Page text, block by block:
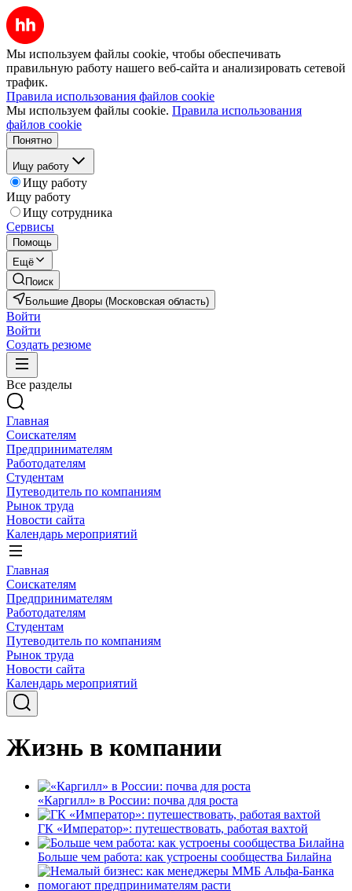
Мы используем файлы cookie, чтобы обеспечивать
правильную работу нашего веб-сайта и анализировать сетевой
трафик.
Правила использования файлов cookie
Мы используем файлы cookie. Правила использования
файлов cookie
Понятно
Ищу работу
Ищу работу
Ищу работу
Ищу сотрудника
Сервисы
Помощь
Ещё
Поиск
Большие Дворы (Московская область)
Войти
Войти
Создать резюме
Все разделы
Главная
Соискателям
Предпринимателям
Работодателям
Студентам
Путеводитель по компаниям
Рынок труда
Новости сайта
Календарь мероприятий
Главная
Соискателям
Предпринимателям
Работодателям
Студентам
Путеводитель по компаниям
Рынок труда
Новости сайта
Календарь мероприятий
Жизнь в компании
«Каргилл» в России: почва для роста
ГК «Император»: путешествовать, работая вахтой
Больше чем работа: как устроены сообщества Билайна